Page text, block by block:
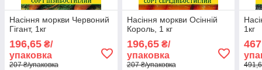
Насіння моркви Червоний
Гігант, 1кг
196,65 ₴/
упаковка
207 ₴/упаковка
Насіння моркви Осінній
Король, 1 кг
196,65₴/
упаковка
207 ₴/упаковка
1кг